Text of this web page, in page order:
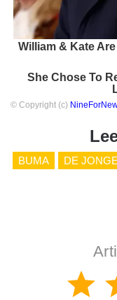
William & Kate
She Chose To
© Copyright (c)
BUMA DE JONGE